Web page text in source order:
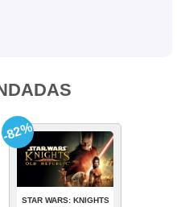
STAR WARS: KNIGHTS
-82%